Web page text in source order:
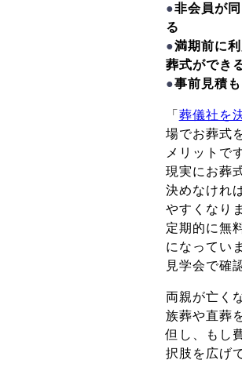
●非会員が
る
●満期前に
葬式ができ
●事前見積
「 葬儀社を
場でお葬式
メリットで
現実にお葬
決めなけれ
やすくなり
定期的に無
になってい
見学会で確
両親が亡く
族葬や直葬
但し、もし
択肢を広げ